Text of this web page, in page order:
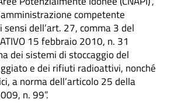
competente
sensi dell’art. 27, comma 3 del
15 febbraio 2010, n. 31
dei sistemi di stoccaggio del
e dei rifiuti radioattivi, nonché
a norma dell’articolo 25 della
n. 99”.